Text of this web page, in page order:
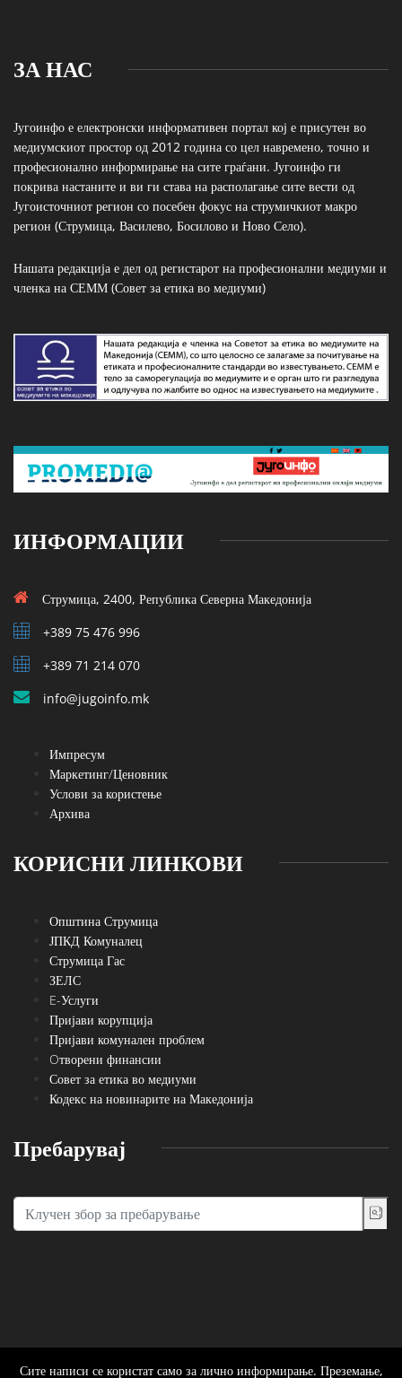
ЗА НАС
Југоинфо е електронски информативен портал кој е присутен во
медиумскиот простор од 2012 година со цел навремено, точно и
професионално информирање на сите граѓани. Југоинфо ги
покрива настаните и ви ги става на располагање сите вести од
Југоисточниот регион со посебен фокус на струмичкиот макро
регион (Струмица, Василево, Босилово и Ново Село).
Нашата редакција е дел од регистарот на професионални медиуми и
членка на СЕММ (Совет за етика во медиуми)
ИНФОРМАЦИИ
Струмица, 2400, Република Северна Македонија
+389 75 476 996
+389 71 214 070
info@jugoinfo.mk
Импресум
Маркетинг/Ценовник
Услови за користење
Архива
КОРИСНИ ЛИНКОВИ
Општина Струмица
ЈПКД Комуналец
Струмица Гас
ЗЕЛС
E-Услуги
Пријави корупција
Пријави комунален проблем
Oтворени финансии
Совет за етика во медиуми
Кодекс на новинарите на Македонија
Пребарувај
Сите написи се користат само за лично информирање. Преземање,